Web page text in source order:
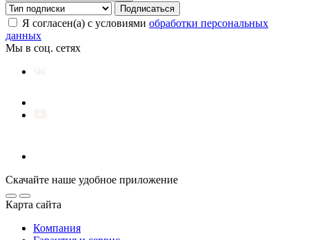
Подписаться
Я согласен(а) с условиями обработки персональных
данных
Мы в соц. сетях
Скачайте наше удобное приложение
Карта сайта
Компания